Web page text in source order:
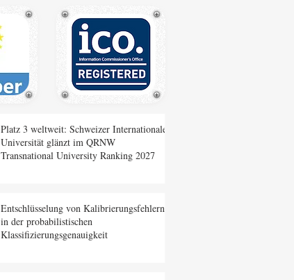
Platz 3 weltweit: Schweizer Internationale
Universität glänzt im QRNW
Transnational University Ranking 2027
Entschlüsselung von Kalibrierungsfehlern
in der probabilistischen
Klassifizierungsgenauigkeit